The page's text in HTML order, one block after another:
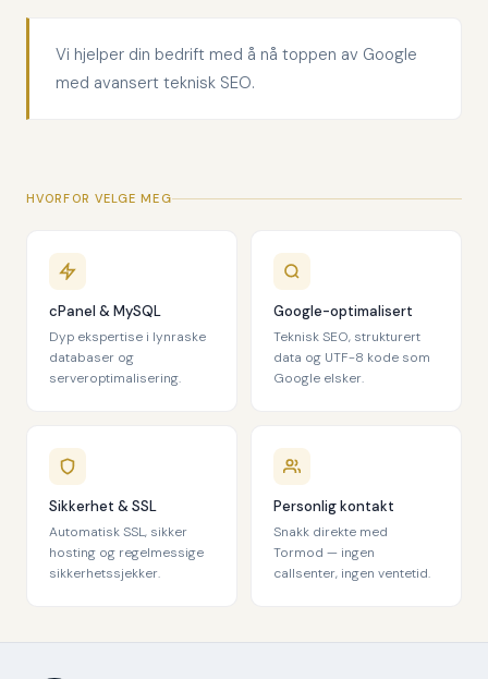
Vi hjelper din bedrift med å nå toppen av Google
med avansert teknisk SEO.
HVORFOR VELGE MEG
cPanel & MySQL
Dyp ekspertise i lynraske
databaser og
serveroptimalisering.
Google-optimalisert
Teknisk SEO, strukturert
data og UTF-8 kode som
Google elsker.
Sikkerhet & SSL
Automatisk SSL, sikker
hosting og regelmessige
sikkerhetssjekker.
Personlig kontakt
Snakk direkte med
Tormod — ingen
callsenter, ingen ventetid.